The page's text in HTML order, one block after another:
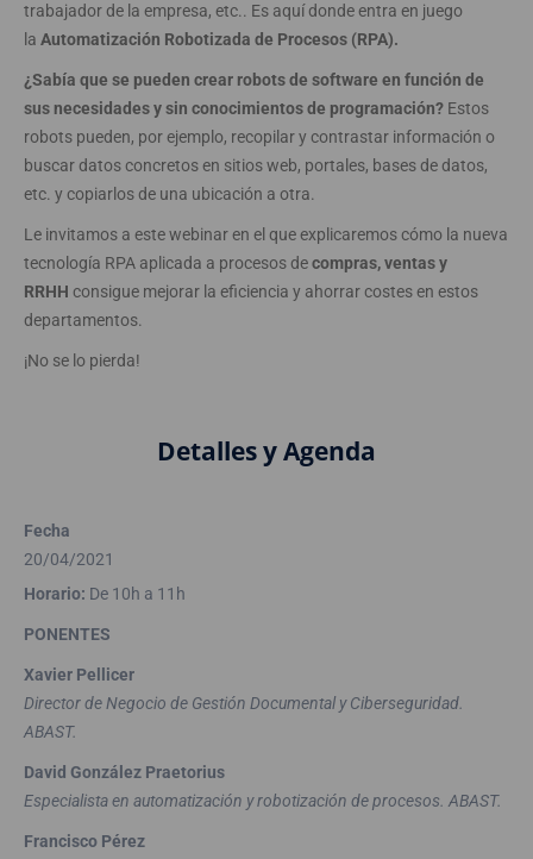
trabajador de la empresa, etc.. Es aquí donde entra en juego
la Automatización Robotizada de Procesos (RPA).
¿Sabía que se pueden crear robots de software en función de
sus necesidades y sin conocimientos de programación? Estos
robots pueden, por ejemplo, recopilar y contrastar información o
buscar datos concretos en sitios web, portales, bases de datos,
etc. y copiarlos de una ubicación a otra.
Le invitamos a este webinar en el que explicaremos cómo la nueva
tecnología RPA aplicada a procesos decompras, ventas y
RRHH consigue mejorar la eficiencia y ahorrar costes en estos
departamentos.
¡No se lo pierda!
Detalles y Agenda
Fecha
20/04/2021
Horario: De 10h a 11h
PONENTES
Xavier Pellicer
Director de Negocio de Gestión Documental y Ciberseguridad.
ABAST.
David González Praetorius
Especialista en automatización y robotización de procesos. ABAST.
Francisco Pérez